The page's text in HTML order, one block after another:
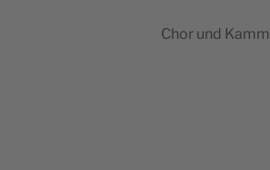
Chor und